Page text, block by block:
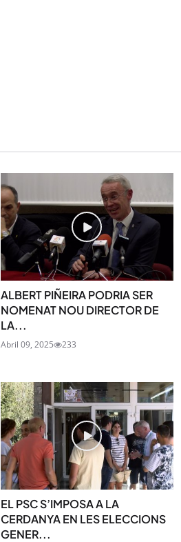
ALBERT PIÑEIRA PODRIA SER
NOMENAT NOU DIRECTOR DE
LA...
Abril 09, 2025 233
EL PSC S’IMPOSA A LA
CERDANYA EN LES ELECCIONS
GENER...